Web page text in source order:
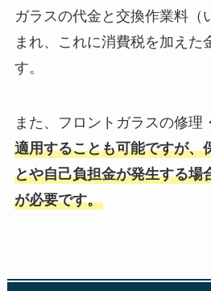
ガラスの代金と交換作業料（
まれ、これに消費税を加えた
す。
また、フロントガラスの修理
適用することも可能ですが、
とや自己負担金が発生する場
が必要です。